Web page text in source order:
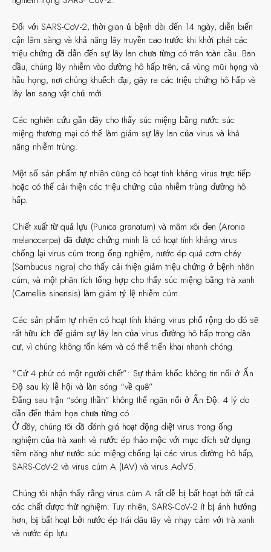
Đối với SARS-CoV-2, thời gian ủ bệnh dài đến 14 ngày, diễn biến
cận lâm sàng và khả năng lây truyền cao trước khi khởi phát các
triệu chứng đã dẫn đến sự lây lan chưa từng có trên toàn cầu. Ban
đầu, chúng lây nhiễm vào đường hô hấp trên, cả vùng mũi họng và
hầu họng, nơi chúng khuếch đại, gây ra các triệu chứng hô hấp và
lây lan sang vật chủ mới.
Các nghiên cứu gần đây cho thấy súc miệng bằng nước súc
miệng thương mại có thể làm giảm sự lây lan của virus và khả
năng nhiễm trùng.
Một số sản phẩm tự nhiên cũng có hoạt tính kháng virus trực tiếp
hoặc có thể cải thiện các triệu chứng của nhiễm trùng đường hô
hấp.
Chiết xuất từ ​​quả lựu (Punica granatum) và mâm xôi đen (Aronia
melanocarpa) đã được chứng minh là có hoạt tính kháng virus
chống lại virus cúm trong ống nghiệm, nước ép quả cơm cháy
(Sambucus nigra) cho thấy cải thiện giảm triệu chứng ở bệnh nhân
cúm, và một phân tích tổng hợp cho thấy súc miệng bằng trà xanh
(Camellia sinensis) làm giảm tỷ lệ nhiễm cúm.
Các sản phẩm tự nhiên có hoạt tính kháng virus phổ rộng do đó sẽ
rất hữu ích để giảm sự lây lan của virus đường hô hấp trong dân
cư, vì chúng không tốn kém và có thể triển khai nhanh chóng.
“Cứ 4 phút có một người chết”: Sự thảm khốc không tin nổi ở Ấn
Độ sau kỳ lễ hội và làn sóng “về quê”
Đằng sau trận “sóng thần” không thể ngăn nổi ở Ấn Độ: 4 lý do
dẫn đến thảm họa chưa từng có
Ở đây, chúng tôi đã đánh giá hoạt động diệt virus trong ống
nghiệm của trà xanh và nước ép thảo mộc với mục đích sử dụng
tiềm năng như nước súc miệng chống lại các virus đường hô hấp,
SARS-CoV-2 và virus cúm A (IAV) và virus AdV5.
Chúng tôi nhận thấy rằng virus cúm A rất dễ bị bất hoạt bởi tất cả
các chất được thử nghiệm. Tuy nhiên, SARS-CoV-2 ít bị ảnh hưởng
hơn, bị bất hoạt bởi nước ép trái dâu tây và nhạy cảm với trà xanh
và nước ép lựu.